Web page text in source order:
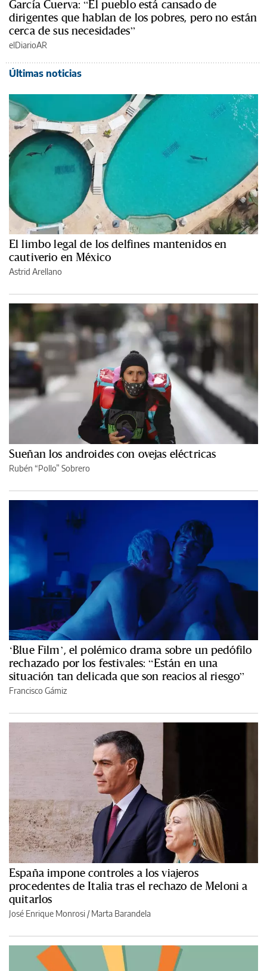
García Cuerva: “El pueblo está cansado de
dirigentes que hablan de los pobres, pero no están
cerca de sus necesidades”
elDiarioAR
Últimas noticias
El limbo legal de los delfines mantenidos en
cautiverio en México
Astrid Arellano
Sueñan los androides con ovejas eléctricas
Rubén “Pollo” Sobrero
‘Blue Film’, el polémico drama sobre un pedófilo
rechazado por los festivales: “Están en una
situación tan delicada que son reacios al riesgo”
Francisco Gámiz
España impone controles a los viajeros
procedentes de Italia tras el rechazo de Meloni a
quitarlos
José Enrique Monrosi / Marta Barandela